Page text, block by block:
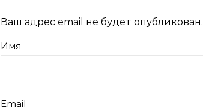
Ваш адрес email не будет опубликован.
Имя
Email